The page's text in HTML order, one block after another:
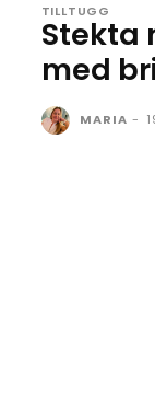
TILLTUGG
Stekta
med
MARIA -